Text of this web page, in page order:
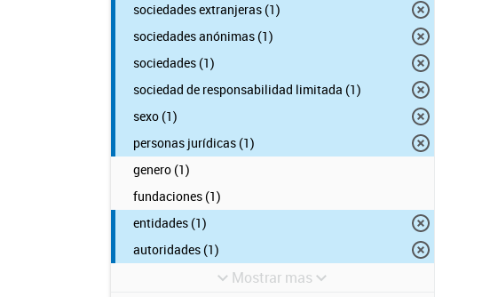
sociedades extranjeras (1)
sociedades anónimas (1)
sociedades (1)
sociedad de responsabilidad limitada (1)
sexo (1)
personas jurídicas (1)
genero (1)
fundaciones (1)
entidades (1)
autoridades (1)
Mostrar mas